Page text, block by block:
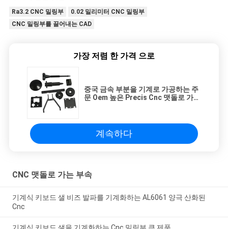
Ra3.2 CNC 밀링부
0.02 밀리미터 CNC 밀링부
CNC 밀링부를 끌어내는 CAD
가장 저렴 한 가격 으로
중국 금속 부분을 기계로 가공하는 주
문 Oem 높은 Precis Cnc 맷돌로 가는
계속하다
CNC 맷돌로 가는 부속
기계식 키보드 샐 비즈 발파를 기계화하는 AL6061 양극 산화된
Cnc
기계식 키보드 샐을 기계화하는 Cnc 밀링부 큰 제품